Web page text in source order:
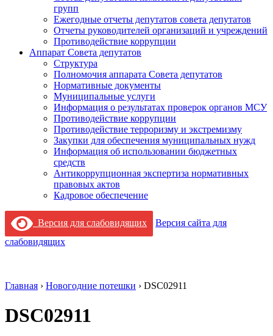
групп
Ежегодные отчеты депутатов совета депутатов
Отчеты руководителей организаций и учреждений
Противодействие коррупции
Аппарат Совета депутатов
Структура
Полномочия аппарата Совета депутатов
Нормативные документы
Муниципальные услуги
Информация о результатах проверок органов МСУ
Противодействие коррупции
Противодействие терроризму и экстремизму
Закупки для обеспечения муниципальных нужд
Информация об использовании бюджетных
средств
Антикоррупционная экспертиза нормативных
правовых актов
Кадровое обеспечение
Версия для слабовидящих
Версия сайта для
слабовидящих
Главная › Новогодние потешки › DSC02911
DSC02911